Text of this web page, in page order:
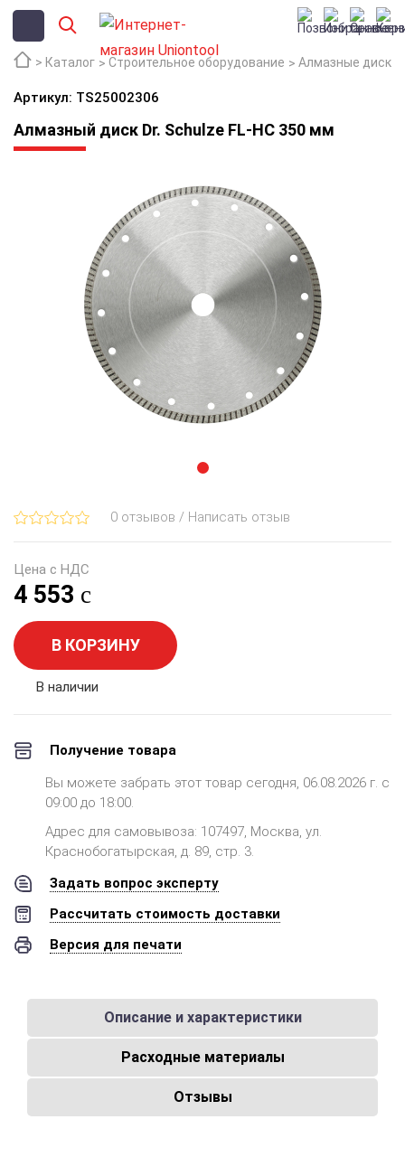
Каталог Строительное оборудование Алмазные диски
Артикул: TS25002306
Алмазный диск Dr. Schulze FL-HC 350 мм
0 отзывов / Написать отзыв
Цена с НДС
4 553
В КОРЗИНУ
В наличии
Получение товара
Вы можете забрать этот товар сегодня, 06.08.2026 г. с
09:00 до 18:00.
Адрес для самовывоза: 107497, Москва, ул.
Краснобогатырская, д. 89, стр. 3.
Задать вопрос эксперту
Рассчитать стоимость доставки
Версия для печати
Описание и характеристики
Расходные материалы
Отзывы